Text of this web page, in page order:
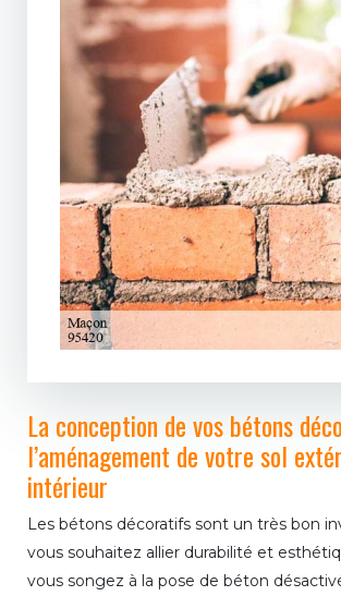
La conception de vos bétons
l’aménagement de votre sol
intérieur
Les bétons décoratifs sont un très bon
vous souhaitez allier durabilité et
vous songez à la pose de béton